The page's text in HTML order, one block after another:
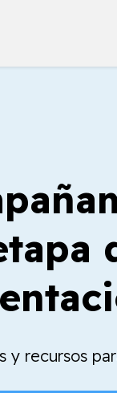
y recursos